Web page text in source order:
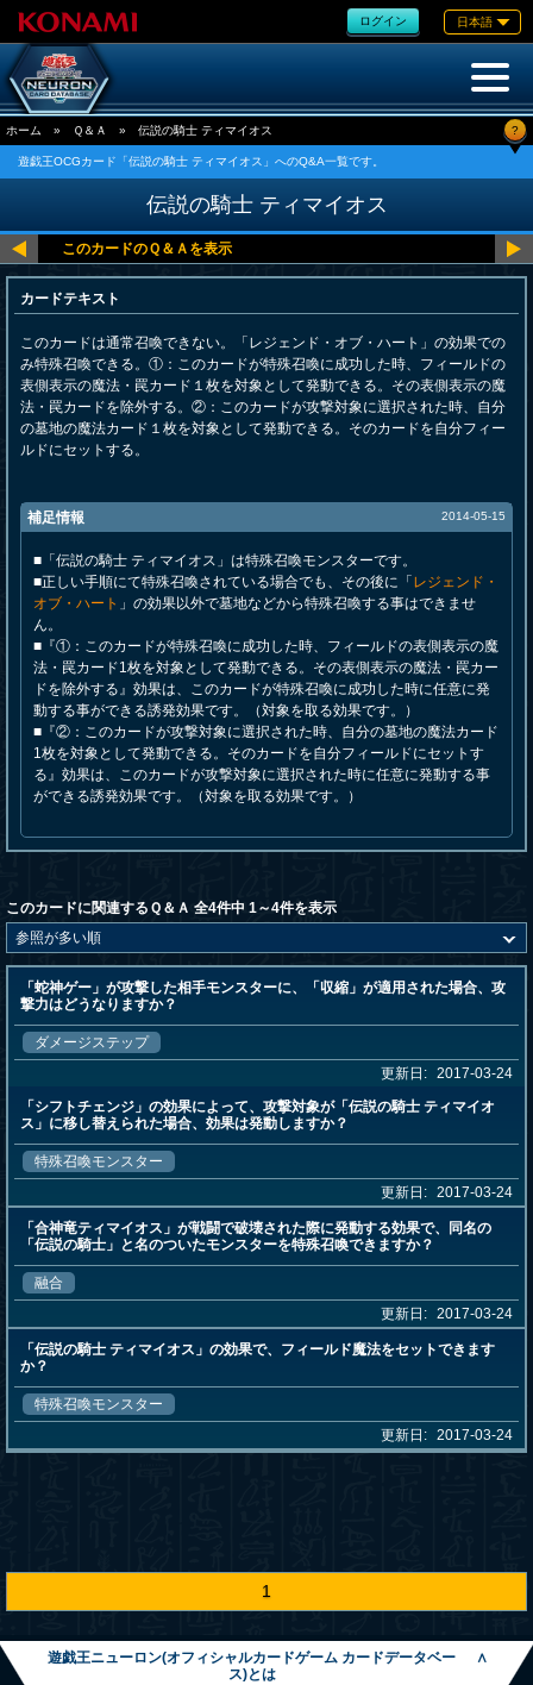
ログイン 日本語
ホーム » Ｑ＆Ａ » 伝説の騎士 ティマイオス ?
遊戯王OCGカード「伝説の騎士 ティマイオス」へのQ&A一覧です。
伝説の騎士 ティマイオス
カードテキスト
このカードは通常召喚できない。「レジェンド・オブ・ハート」の効果での
み特殊召喚できる。①：このカードが特殊召喚に成功した時、フィールドの
表側表示の魔法・罠カード１枚を対象として発動できる。その表側表示の魔
法・罠カードを除外する。②：このカードが攻撃対象に選択された時、自分
の墓地の魔法カード１枚を対象として発動できる。そのカードを自分フィー
ルドにセットする。
補足情報 2014-05-15
■「伝説の騎士 ティマイオス」は特殊召喚モンスターです。
■正しい手順にて特殊召喚されている場合でも、その後に「 レジェンド・
オブ・ハート 」の効果以外で墓地などから特殊召喚する事はできませ
ん。
■『①：このカードが特殊召喚に成功した時、フィールドの表側表示の魔
法・罠カード1枚を対象として発動できる。その表側表示の魔法・罠カー
ドを除外する』効果は、このカードが特殊召喚に成功した時に任意に発
動する事ができる誘発効果です。（対象を取る効果です。）
■『②：このカードが攻撃対象に選択された時、自分の墓地の魔法カード
1枚を対象として発動できる。そのカードを自分フィールドにセットす
る』効果は、このカードが攻撃対象に選択された時に任意に発動する事
ができる誘発効果です。（対象を取る効果です。）
このカードに関連するＱ＆Ａ 全4件中 1～4件を表示
「蛇神ゲー」が攻撃した相手モンスターに、「収縮」が適用された場合、攻
撃力はどうなりますか？
ダメージステップ
更新日: 2017-03-24
「シフトチェンジ」の効果によって、攻撃対象が「伝説の騎士 ティマイオ
ス」に移し替えられた場合、効果は発動しますか？
特殊召喚モンスター
更新日: 2017-03-24
「合神竜ティマイオス」が戦闘で破壊された際に発動する効果で、同名の
「伝説の騎士」と名のついたモンスターを特殊召喚できますか？
融合
更新日: 2017-03-24
「伝説の騎士 ティマイオス」の効果で、フィールド魔法をセットできます
か？
特殊召喚モンスター
更新日: 2017-03-24
1
遊戯王ニューロン(オフィシャルカードゲーム カードデータベー
ス)とは
∧